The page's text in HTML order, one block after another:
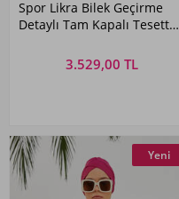
Spor Likra Bilek Geçirme
Detaylı Tam Kapalı Tesettür
3.529,00 TL
Yeni